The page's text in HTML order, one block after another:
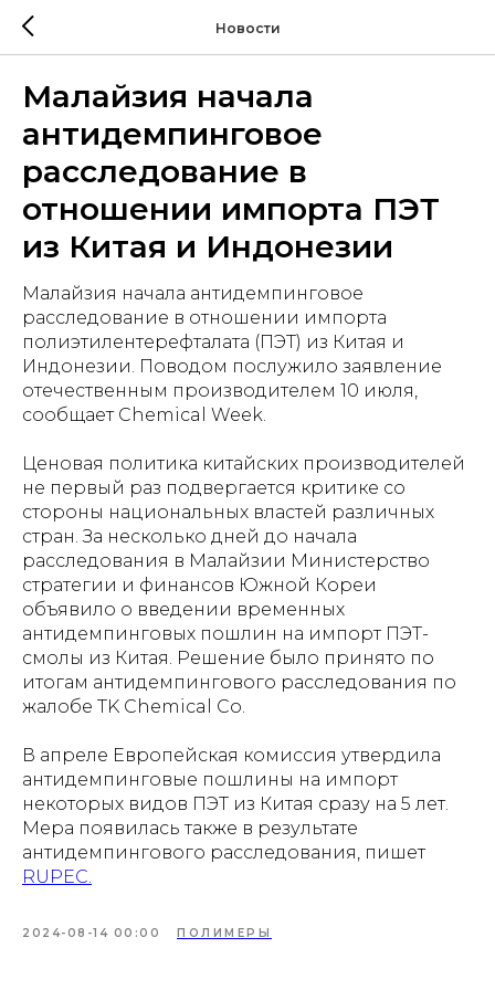
Новости
Малайзия начала
антидемпинговое
расследование в
отношении импорта ПЭТ
из Китая и Индонезии
Малайзия начала антидемпинговое
расследование в отношении импорта
полиэтилентерефталата (ПЭТ) из Китая и
Индонезии. Поводом послужило заявление
отечественным производителем 10 июля,
сообщает Chemical Week.
Ценовая политика китайских производителей
не первый раз подвергается критике со
стороны национальных властей различных
стран. За несколько дней до начала
расследования в Малайзии Министерство
стратегии и финансов Южной Кореи
объявило о введении временных
антидемпинговых пошлин на импорт ПЭТ-
смолы из Китая. Решение было принято по
итогам антидемпингового расследования по
жалобе TK Chemical Co.
В апреле Европейская комиссия утвердила
антидемпинговые пошлины на импорт
некоторых видов ПЭТ из Китая сразу на 5 лет.
Мера появилась также в результате
антидемпингового расследования, пишет
RUPEC.
2024-08-14 00:00 ПОЛИМЕРЫ